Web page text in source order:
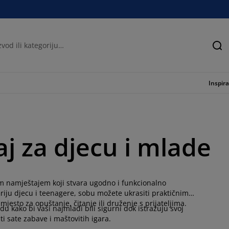
za djecu i mlade
namještajem koji stvara ugodno i funkcionalno
djecu i teenagere, sobu možete ukrasiti praktičnim i
za opuštanje, čitanje ili druženje s prijateljima.
kako bi vaši najmlađi bili sigurni dok istražuju svoj
sate zabave i maštovitih igara.